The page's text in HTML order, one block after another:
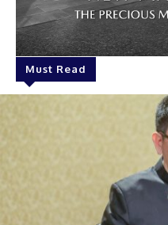
Must Read